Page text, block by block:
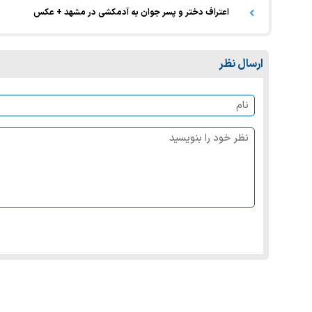
اعتراف دختر و پسر جوان به آدمکشی در مشهد + عکس
ارسال نظر